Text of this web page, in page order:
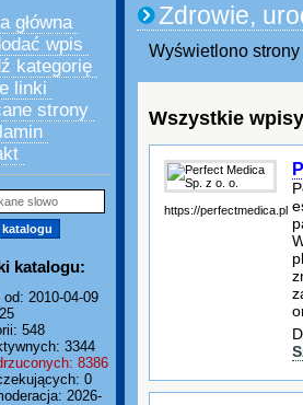
główna
wpis
kategorię
linki
strony
katalogu:
od: 2010-04-09
548
3344
8386
0
2026-
Zdrowie,
Wyświetlono
Wszystkie
https://perfectmedica.pl